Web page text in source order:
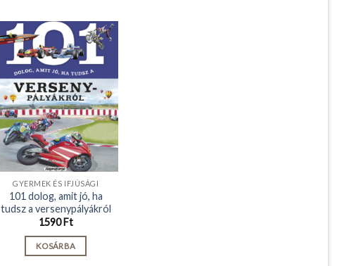
GYERMEK ÉS IFJÚSÁGI
101 dolog, amit jó, ha
tudsz a versenypályákról
1590Ft
KOSÁRBA